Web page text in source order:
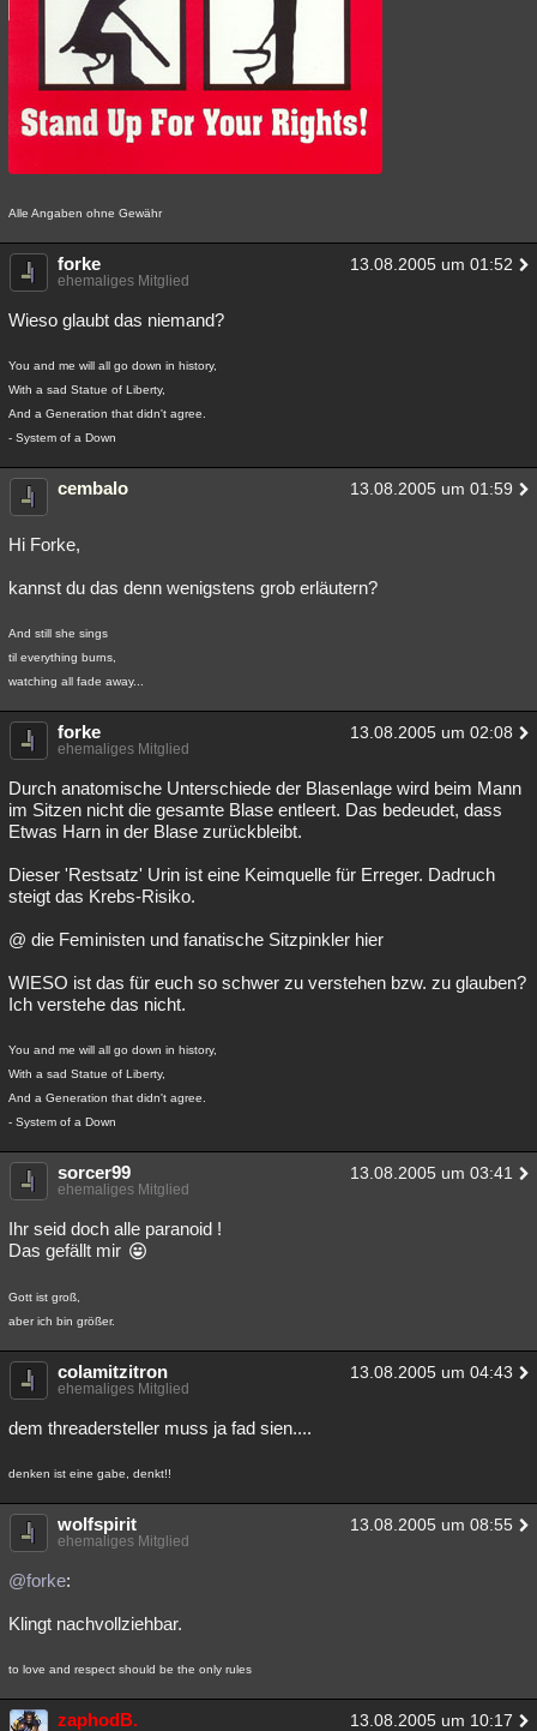
Alle Angaben ohne Gewähr
forke 13.08.2005 um 01:52
ehemaliges Mitglied
Wieso glaubt das niemand?
You and me will all go down in history,
With a sad Statue of Liberty,
And a Generation that didn't agree.
- System of a Down
cembalo 13.08.2005 um 01:59
Hi Forke,
kannst du das denn wenigstens grob erläutern?
And still she sings
til everything burns,
watching all fade away...
forke 13.08.2005 um 02:08
ehemaliges Mitglied
Durch anatomische Unterschiede der Blasenlage wird beim Mann
im Sitzen nicht die gesamte Blase entleert. Das bedeudet, dass
Etwas Harn in der Blase zurückbleibt.
Dieser 'Restsatz' Urin ist eine Keimquelle für Erreger. Dadruch
steigt das Krebs-Risiko.
@ die Feministen und fanatische Sitzpinkler hier
WIESO ist das für euch so schwer zu verstehen bzw. zu glauben?
Ich verstehe das nicht.
You and me will all go down in history,
With a sad Statue of Liberty,
And a Generation that didn't agree.
- System of a Down
sorcer99 13.08.2005 um 03:41
ehemaliges Mitglied
Ihr seid doch alle paranoid !
Das gefällt mir
Gott ist groß,
aber ich bin größer.
colamitzitron 13.08.2005 um 04:43
ehemaliges Mitglied
dem threadersteller muss ja fad sien....
denken ist eine gabe, denkt!!
wolfspirit 13.08.2005 um 08:55
ehemaliges Mitglied
@forke:
Klingt nachvollziehbar.
to love and respect should be the only rules
zaphodB. 13.08.2005 um 10:17